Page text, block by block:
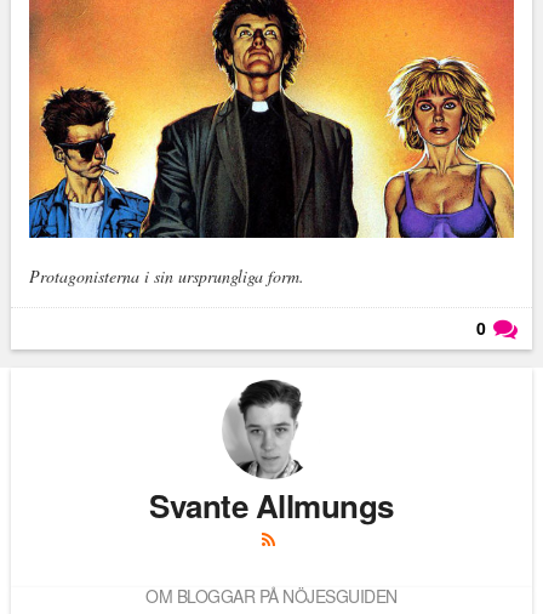
Protagonisterna i sin ursprungliga form.
0
Svante Allmungs
OM BLOGGAR PÅ NÖJESGUIDEN